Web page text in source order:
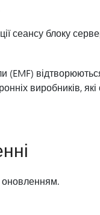
сеансу блоку
(EMF)
виробників,
оновленням.